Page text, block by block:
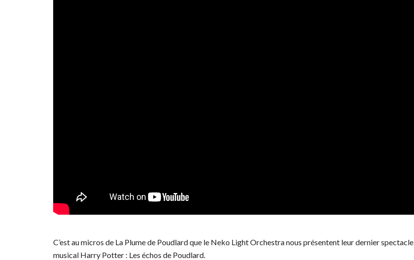
C’est au micros de La Plume de Poudlard que le Neko Light Orchestra nous présentent leur dernier spectacle
musical Harry Potter : Les échos de Poudlard.